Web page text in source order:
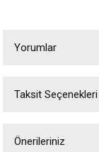
Yorumlar
Taksit Seçenekleri
Önerileriniz